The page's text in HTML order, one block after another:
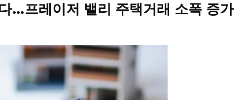
…프레이저 밸리 주택거래 소폭 증가